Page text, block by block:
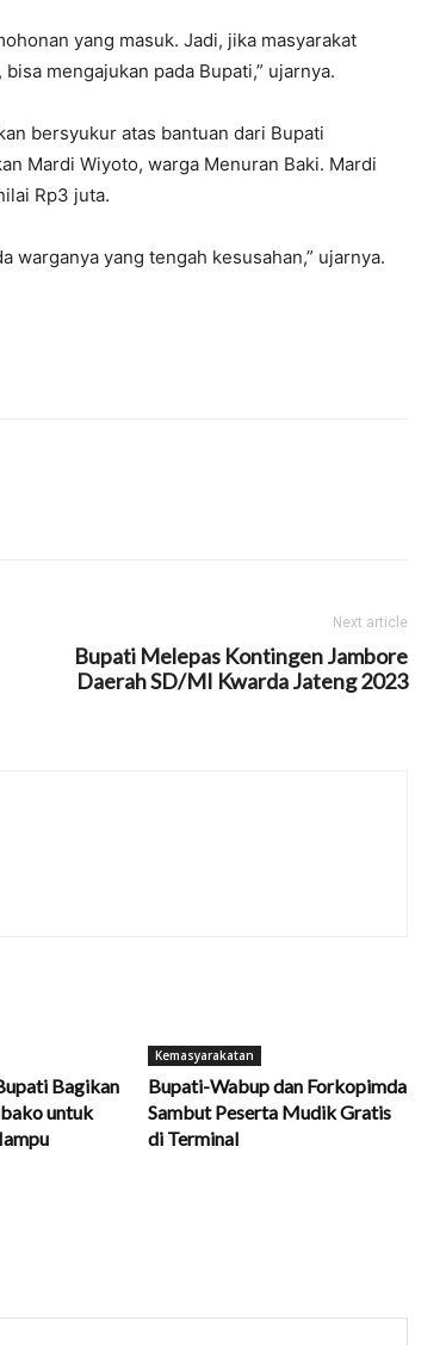
yang masuk. Jadi, jika masyarakat
mengajukan pada Bupati,” ujarnya.
bersyukur atas bantuan dari Bupati
Mardi Wiyoto, warga Menuran Baki. Mardi
Rp3 juta.
warganya yang tengah kesusahan,” ujarnya.
Next article
Bupati Melepas Kontingen Jambore
Daerah SD/MI Kwarda Jateng 2023
Bagikan
untuk
Kemasyarakatan
Bupati-Wabup dan Forkopimda
Sambut Peserta Mudik Gratis
di Terminal